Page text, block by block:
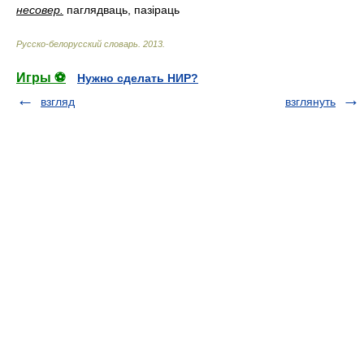
несовер. паглядваць, пазіраць
Русско-белорусский словарь 2013
Игры ⚽
Нужно сделать НИР?
взгляд
взглянуть